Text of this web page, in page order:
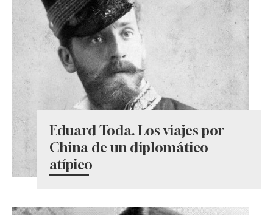
Eduard Toda. Los viajes por
China de un diplomático
atípico